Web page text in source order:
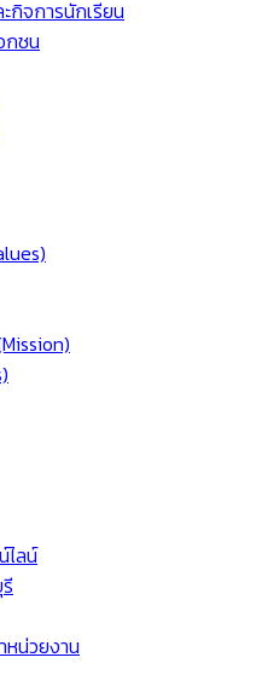
กิจการนักเรียน
กชน
ไลน์
น่วยงาน